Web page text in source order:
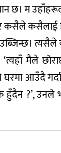
छ। म
कसैले
मैले
घरमा आउँदै
हुँदैन ?’,